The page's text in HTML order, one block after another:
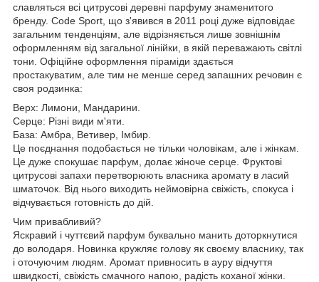
славляться всі цитрусові деревні парфуму знаменитого
бренду. Code Sport, що з'явився в 2011 році дуже відповідає
загальним тенденціям, але відрізняється лише зовнішнім
оформленням від загальної лінійки, в якій переважають світлі
тони. Офіційне оформлення піраміди здається
простакуватим, але тим не менше серед запашних речовин є
своя родзинка:
Верх: Лимони, Мандарини.
Серце: Різні види м'яти.
База: Амбра, Ветивер, Імбир.
Це поєднання подобається не тільки чоловікам, але і жінкам.
Це дуже спокушає парфум, долає жіноче серце. Фруктові
цитрусові запахи перетворюють власника аромату в ласий
шматочок. Від нього виходить неймовірна свіжість, спокуса і
відчувається готовність до дій.
Чим привабливий?
Яскравий і чуттєвий парфум буквально манить доторкнутися
до володаря. Новинка кружляє голову як своєму власнику, так
і оточуючим людям. Аромат привносить в ауру відчуття
швидкості, свіжість смачного напою, радість коханої жінки.